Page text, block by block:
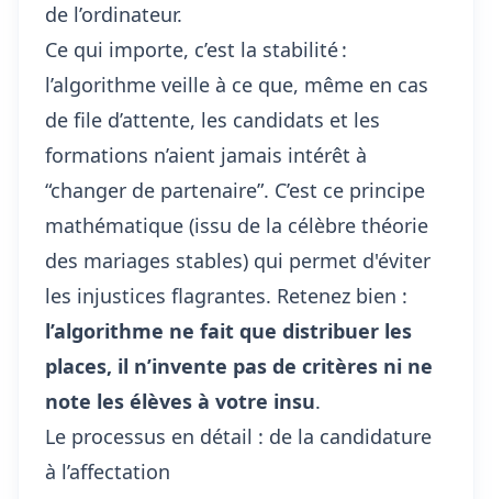
de l’ordinateur.
Ce qui importe, c’est la stabilité :
l’algorithme veille à ce que, même en cas
de file d’attente, les candidats et les
formations n’aient jamais intérêt à
“changer de partenaire”. C’est ce principe
mathématique (issu de la célèbre théorie
des mariages stables) qui permet d'éviter
les injustices flagrantes. Retenez bien :
l’algorithme ne fait que distribuer les
places, il n’invente pas de critères ni ne
note les élèves à votre insu.
Le processus en détail : de la candidature
à l’affectation